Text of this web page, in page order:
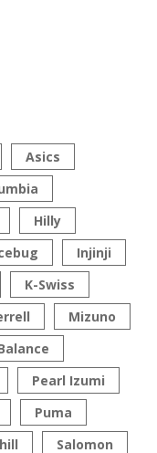
Asics
Hilly
Injinji
K-Swiss
Mizuno
Pearl Izumi
Puma
Salomon